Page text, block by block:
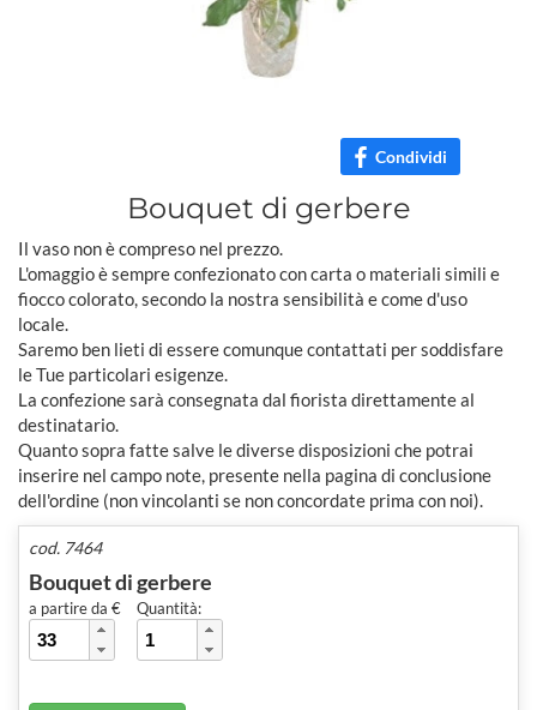
Condividi
Bouquet di gerbere
Il vaso non è compreso nel prezzo.
L'omaggio è sempre confezionato con carta o materiali simili e
fiocco colorato, secondo la nostra sensibilità e come d'uso
locale.
Saremo ben lieti di essere comunque contattati per soddisfare
le Tue particolari esigenze.
La confezione sarà consegnata dal fiorista direttamente al
destinatario.
Quanto sopra fatte salve le diverse disposizioni che potrai
inserire nel campo note, presente nella pagina di conclusione
dell'ordine (non vincolanti se non concordate prima con noi).
cod. 7464
Bouquet di gerbere
a partire da € Quantità: